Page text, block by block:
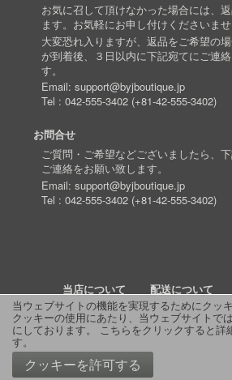
当ウェブサイトの機能を実現するためにクッ
クッキーの使用にあたり、当ウェブサイトで
にしております。 こちらをクリックすると詳
す。
クッキーを許可する
お気に召して頂けなかった場合には、
ます。お気軽にお申し付けくださいませ
大変恐れ入りますが、返品をご希望の
が到着後、３日以内に下記宛てにご連
す。
Email: support@byjboutique.jp
Tel : 042-555-3402(+81-42-555-3402)
お問合せ
ご質問・ご希望などございましたら、
ご連絡をお願い致します。
Email: support@byjboutique.jp
Tel : 042-555-3402(+81-42-555-3402)
当店について 配送について
詳細検索
よくあるご質問 お
© 2011 J Boutique